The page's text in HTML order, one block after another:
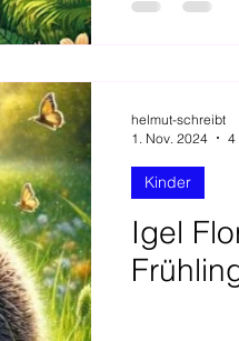
Igel
Kinder
helmut-schreibt
1. Nov. 2024
4